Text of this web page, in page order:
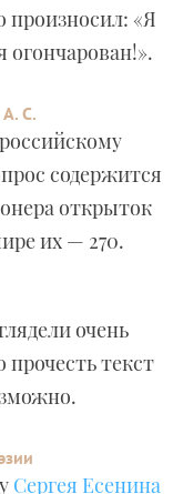
произносил: «Я
огончарован!».
С.
содержится
открыток
их — 270.
очень
прочесть текст
Сергея Есенина